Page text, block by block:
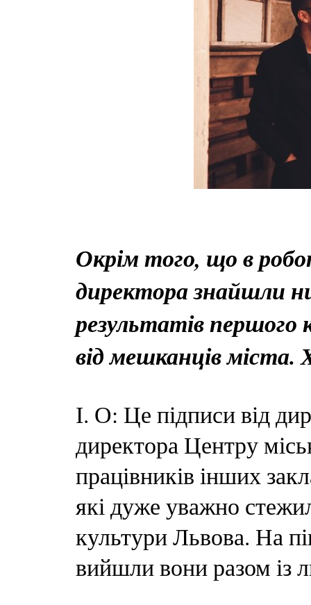
Окрім того, що в
директора знайшли
результатів першого
від мешканців
І. О: Це підписи від
директора Центру
працівників інших
які дуже уважно
культури Львова. На
вийшли вони разом із